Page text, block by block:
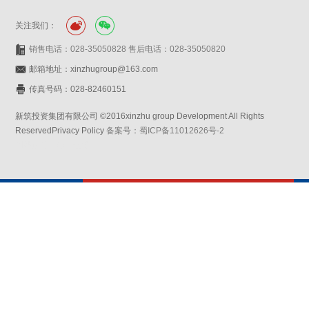
关注我们：
销售电话：028-35050828 售后电话：028-35050820
邮箱地址：xinzhugroup@163.com
传真号码：028-82460151
新筑投资集团有限公司 ©2016xinzhu group Development All Rights
ReservedPrivacy Policy备案号：蜀ICP备11012626号-2